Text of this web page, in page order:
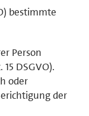
bestimmte
Person
DSGVO).
oder
der